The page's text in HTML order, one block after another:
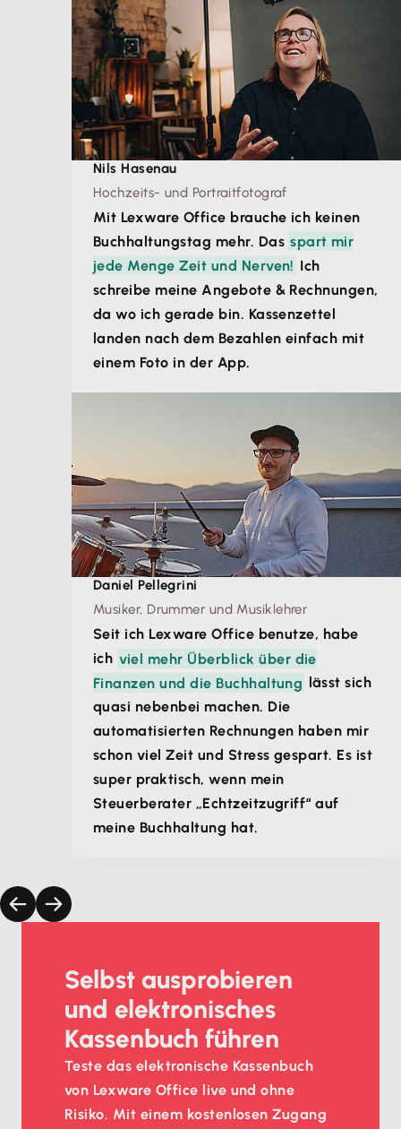
Nils Hasenau
Hochzeits- und Portraitfotograf
Mit Lexware Office brauche ich keinen
Buchhaltungstag mehr. Das spart mir
jede Menge Zeit und Nerven! Ich
schreibe meine Angebote & Rechnungen,
da wo ich gerade bin. Kassenzettel
landen nach dem Bezahlen einfach mit
einem Foto in der App.
Daniel Pellegrini
Musiker, Drummer und Musiklehrer
Seit ich Lexware Office benutze, habe
ich viel mehr Überblick über die
Finanzen und die Buchhaltung
lässt sich
quasi nebenbei machen. Die
automatisierten Rechnungen haben mir
schon viel Zeit und Stress gespart. Es ist
super praktisch, wenn mein
Steuerberater „Echtzeitzugriff“ auf
meine Buchhaltung hat.
Selbst ausprobieren
und elektronisches
Kassenbuch führen
Teste das elektronische Kassenbuch
von Lexware Office live und ohne
Risiko. Mit einem kostenlosen Zugang